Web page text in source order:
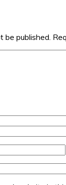
be published.